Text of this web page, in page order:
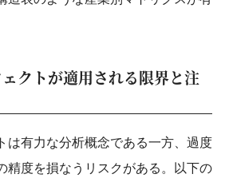
クトが適用される限界と注
は有力な分析概念である一方、過度
精度を損なうリスクがある。以下の